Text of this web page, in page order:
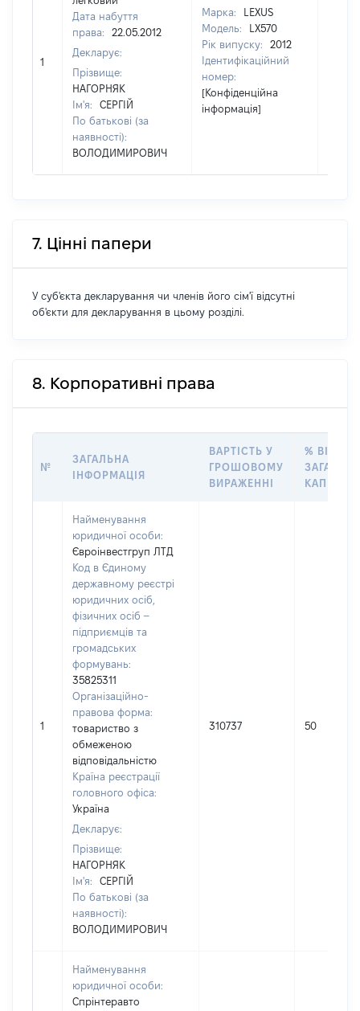
1
Дата набуття
права:
22.05.2012
Декларує:
Прізвище:
НАГОРНЯК
Ім'я:
СЕРГІЙ
По батькові (за
наявності):
ВОЛОДИМИРОВИЧ
Марка:
LEXUS
Модель:
LX570
Рік випуску:
2012
Ідентифікаційний
номер:
[Конфіденційна
інформація]
7. Цінні папери
У суб'єкта декларування чи членів його сім'ї відсутні
об'єкти для декларування в цьому розділі.
8. Корпоративні права
№
ЗАГАЛЬНА
ІНФОРМАЦІЯ
ВАРТІСТЬ У
ГРОШОВОМУ
ВИРАЖЕННІ
% ВІД
КАПІТАЛУ
1
Найменування
юридичної особи:
Євроінвестгруп ЛТД
Код в Єдиному
державному реєстрі
юридичних осіб,
фізичних осіб –
підприємців та
громадських
формувань:
35825311
Організаційно-
правова форма:
товариство з
обмеженою
відповідальністю
Країна реєстрації
головного офіса:
Україна
Декларує:
Прізвище:
НАГОРНЯК
Ім'я:
СЕРГІЙ
По батькові (за
наявності):
ВОЛОДИМИРОВИЧ
310737 50
Найменування
юридичної особи:
Спрінтеравто